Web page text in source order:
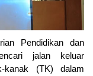
Pendidikan dan
jalan keluar
kanak (TK) dalam